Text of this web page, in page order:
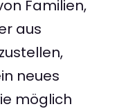
Familien,
aus
neues
möglich